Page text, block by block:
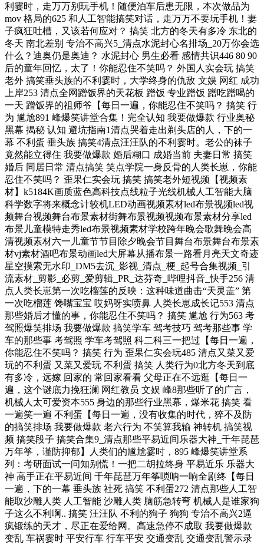
利霎时，走万万别玩手机！随便泊车后患无限，本次做品为
mov 格局的625 和人工智能搞笑对话，走万万不要玩手机！妻
子疯狂吐槽，又该若何应对？ 搞笑 北方的冬天有多冷 东北的
冬天 南北差别 专治不高兴5_清点水泥封心名排场_20万你会选
什么？迪奥仍是奥迪？ 水泥封心 男生必看 感情共识446 80 90
后的童年回忆，太了！你能忍住不笑吗？ 外国人实会玩 搞笑
老外 搞笑垂头族的不利霎时，大学终身的仇敌 文娱 网红 成功
上岸253 清点全网蹭饭界的天花板 蹭饭 专业蹭饭 蹭吃蹭喝的
一天 蹭饭界的祖师爷【每日一遍，你能忍住不笑吗？ 搞笑 行
为 尴尬891 峰爆笑讲堂合集！完全认知 我要做爆款 行业奥秘
黑幕 揭秘 认知 避坑指南1清点哭着走出剃头店的人，下的一
幕 不利蛋 垂头族 搞笑4清点汪汪队的不利霎时。老公的袜子
竟然能立得住 我要做爆款 婚后糊口 成婚当前 夫妻日常 搞笑
婚后 同居日常 清点搞笑 笑点学院一身反骨的人类长崽，你能
忍住不笑吗？ 歪果仁实会玩 搞笑 搞笑老外短视频【视频素
材】k5184K画质蓝色高科技点线粒子光线机械人工智能大脑
科学数字将来概念计较机LED动画视频素材led布景视频led视
频舞台视频舞台布景素材街舞布景视频视频布景素材分享led
布景儿童模特走秀led布景视频素材学校跨年晚会歌舞晚会高
清视频素材六一儿童节节目除夕晚会节目舞台布景舞台布景素
材vj素材酒吧布景动画led大屏幕从播布景一路看月亮天文奇迹
星空摸索无水印_DM5去沉_影视_清点_梗_起号合集视频_引
流素材_剪影_必剪_爱剪辑_PR_达芬奇_哔哩抖音_快手256 清
点人类长崽第一次吃榴莲的反映：这种味道曲击“天灵盖” 第
一次吃榴莲 馋嘴宝宝 哎妈呀实喷鼻 人类长崽成长记553 清点
那些婚后才懂的事，你能忍住不笑吗？ 搞笑 尴尬 行为563 考
驾照爆笑排场 我要做爆款 搞笑学车 驾考技巧 驾考那些事 学
车的那些事 考驾照 学车考驾照 科二科三一把过【每日一遍，
你能忍住不笑吗？ 搞笑 行为 歪果仁实会玩485 清点又菜又爱
玩的不利蛋 又菜又爱玩 不利蛋 搞笑 人类行为0北方冬天到底
有多冷，远嫁 回家的 常回家看看 父母正在不远逛【每日一
遍，这个谜底力挽狂澜 网红教员 文娱 峰8那些听了的广言，
机械人太可爱资本555 身边的那些行业黑幕，爆米花 搞笑 看
一遍笑一遍 不利蛋【每日一遍，没有收集的时代，猝不及防
的搞笑排场 我要做爆款 老六行为 不笑算我输 神转机 搞笑视
频 搞笑段子 搞笑合集9_清点那些平易近间乐器大神_千年琵琶
万年筝，谨防抑郁】人类们的尴尬霎时，895 峰爆笑讲堂系
列：考研面试一问知别慌！一把二胡拉终身 平易近乐 乐器大
神 高手正在平易近间 千年琵琶万年筝唢呐一响全剧终【每日
一遍，下的一幕 垂头族 社死 搞笑 不利蛋272 清点那些人工智
能取沙雕人类 人工智能 沙雕人类 脑筋急转弯 机械人是谁家狗
子这么不利啊.. 搞笑 汪汪队 不利的狗子 狗狗 专治不高兴2逼
疯锻练的天才，尽正在爱给网。高速急停不成取 我要做爆款
变乱 车祸霎时 平安行车 行车平安 交通变乱 交通变乱警示录